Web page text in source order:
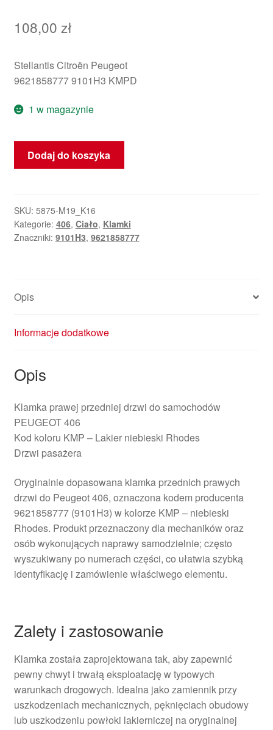
108,00 zł
Stellantis Citroën Peugeot
9621858777 9101H3 KMPD
1 w magazynie
ilość
Klamka
drzwi
Peugeot
KMPD
Dodaj do koszyka
SKU: 5875-M19_K16
Kategorie: 406, Ciało, Klamki
Znaczniki: 9101H3, 9621858777
Opis
Informacje dodatkowe
Opis
Klamka prawej przedniej drzwi do samochodów
PEUGEOT 406
Kod koloru KMP – Lakier niebieski Rhodes
Drzwi pasażera
Oryginalnie dopasowana klamka przednich prawych
drzwi do Peugeot 406, oznaczona kodem producenta
9621858777 (9101H3) w kolorze KMP – niebieski
Rhodes. Produkt przeznaczony dla mechaników oraz
osób wykonujących naprawy samodzielnie; często
wyszukiwany po numerach części, co ułatwia szybką
identyfikację i zamówienie właściwego elementu.
Zalety i zastosowanie
Klamka została zaprojektowana tak, aby zapewnić
pewny chwyt i trwałą eksploatację w typowych
warunkach drogowych. Idealna jako zamiennik przy
uszkodzeniach mechanicznych, pęknięciach obudowy
lub uszkodzeniu powłoki lakierniczej na oryginalnej